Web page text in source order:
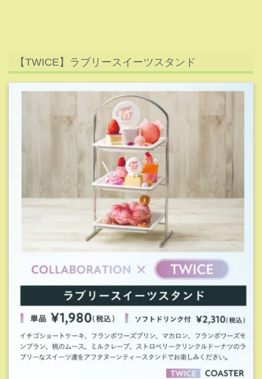
引用元:JYP JAPAN CAFE
イチゴショートケーキ、フランボワーズ、マカロン、フラ
ンボワーズモンブラン、桃のムース、ミルククレープ、ス
トロベリーリンクルドーナツが入っています。
TWICEカラーで彩られたスイーツは是非写真に収めたいで
【ＮiziU】レインボーワッフル